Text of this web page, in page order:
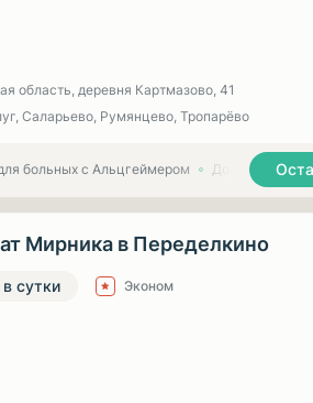
область, деревня Картмазово, 41
Саларьево, Румянцево, Тропарёво
больных с Альцгеймером Дома
Мирника в Переделкино
сутки
Эконом